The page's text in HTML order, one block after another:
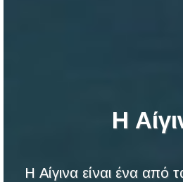
Η
Η Αίγινα είναι ένα από